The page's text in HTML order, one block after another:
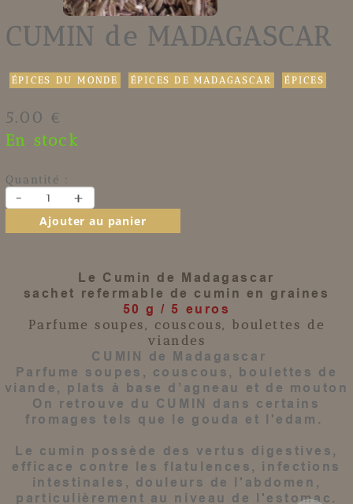
CUMIN de MADAGASCAR
ÉPICES DU MONDE ÉPICES DE MADAGASCAR ÉPICES
5.00 €
En stock
Quantité :
- +
Ajouter au panier
Le Cumin de Madagascar
sachet refermable de cumin en graines
50 g / 5 euros
Parfume soupes, couscous, boulettes de
viandes
CUMIN de Madagascar
Parfume soupes, couscous, boulettes de
viande, plats à base d’agneau et de mouton
On retrouve du CUMIN
dans certains
fromages tels que le gouda et l'edam.
Le cumin possède des vertus digestives,
efficace contre les flatulences, infections
intestinales, douleurs de l'abdomen,
particulièrement au niveau de l'estomac.